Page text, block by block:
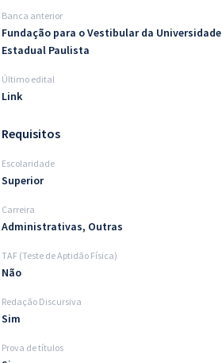
Banca anterior
Fundação para o Vestibular da Universidade
Estadual Paulista
Último edital
Link
Requisitos
Escolaridade
Superior
Carreira
Administrativas, Outras
TAF (Teste de Aptidão Física)
Não
Redação Discursiva
Sim
Prova de títulos